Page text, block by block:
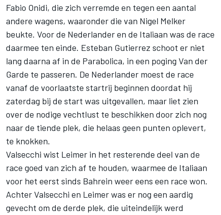
Fabio Onidi, die zich verremde en tegen een aantal
andere wagens, waaronder die van Nigel Melker
beukte. Voor de Nederlander en de Italiaan was de race
daarmee ten einde. Esteban Gutierrez schoot er niet
lang daarna af in de Parabolica, in een poging Van der
Garde te passeren. De Nederlander moest de race
vanaf de voorlaatste startrij beginnen doordat hij
zaterdag bij de start was uitgevallen, maar liet zien
over de nodige vechtlust te beschikken door zich nog
naar de tiende plek, die helaas geen punten oplevert,
te knokken.
Valsecchi wist Leimer in het resterende deel van de
race goed van zich af te houden, waarmee de Italiaan
voor het eerst sinds Bahrein weer eens een race won.
Achter Valsecchi en Leimer was er nog een aardig
gevecht om de derde plek, die uiteindelijk werd